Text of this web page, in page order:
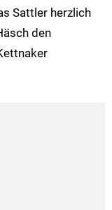
Sattler herzlich
den